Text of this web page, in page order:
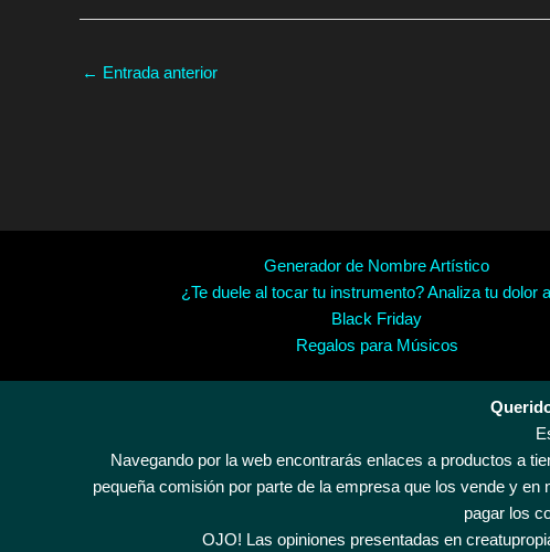
← Entrada anterior
Generador de Nombre Artístico
¿Te duele al tocar tu instrumento? Analiza tu dolor
Black Friday
Regalos para Músicos
Navegando por la web encontrarás enlaces a productos a
pequeña comisión por parte de la empresa que los vende y
pagar los
OJO! Las opiniones presentadas en